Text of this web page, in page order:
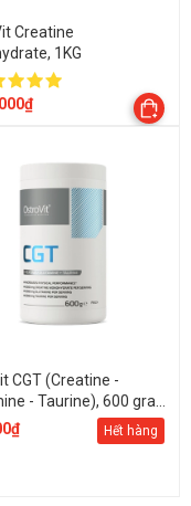
Creatine
1KG
CGT (Creatine -
- Taurine), 600 gram
Hết hàng